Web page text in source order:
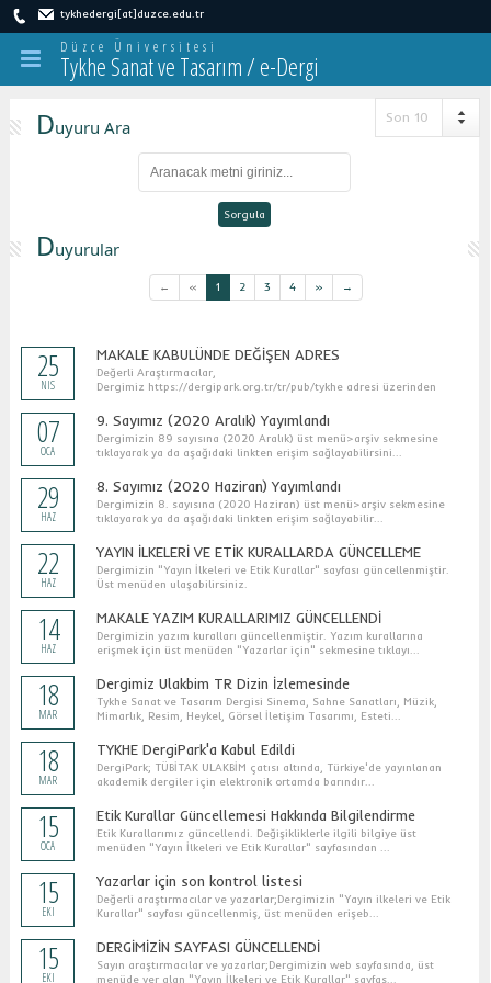
tykhedergi[at]duzce.edu.tr
Düzce Üniversitesi
Tykhe Sanat ve Tasarım / e-Dergi
Duyuru Ara Son 10
Sorgula
Duyurular
← « 1 2 3 4 » →
25
NIS
MAKALE KABULÜNDE DEĞİŞEN ADRES
Değerli Araştırmacılar,
Dergimiz https://dergipark.org.tr/tr/pub/tykhe adresi üzerinden
07
OCA
9. Sayımız (2020 Aralık) Yayımlandı
Dergimizin 89 sayısına (2020 Aralık) üst menü>arşiv sekmesine
tıklayarak ya da aşağıdaki linkten erişim sağlayabilirsini...
29
HAZ
8. Sayımız (2020 Haziran) Yayımlandı
Dergimizin 8. sayısına (2020 Haziran) üst menü>arşiv sekmesine
tıklayarak ya da aşağıdaki linkten erişim sağlayabilir...
22
HAZ
YAYIN İLKELERİ VE ETİK KURALLARDA GÜNCELLEME
Dergimizin "Yayın İlkeleri ve Etik Kurallar" sayfası güncellenmiştir.
Üst menüden ulaşabilirsiniz.
14
HAZ
MAKALE YAZIM KURALLARIMIZ GÜNCELLENDİ
Dergimizin yazım kuralları güncellenmiştir. Yazım kurallarına
erişmek için üst menüden "Yazarlar için" sekmesine tıklayı...
18
MAR
Dergimiz Ulakbim TR Dizin İzlemesinde
Tykhe Sanat ve Tasarım Dergisi Sinema, Sahne Sanatları, Müzik,
Mimarlık, Resim, Heykel, Görsel İletişim Tasarımı, Esteti...
18
MAR
TYKHE DergiPark'a Kabul Edildi
DergiPark; TÜBİTAK ULAKBİM çatısı altında, Türkiye'de yayınlanan
akademik dergiler için elektronik ortamda barındır...
15
OCA
Etik Kurallar Güncellemesi Hakkında Bilgilendirme
Etik Kurallarımız güncellendi. Değişikliklerle ilgili bilgiye üst
menüden "Yayın İlkeleri ve Etik Kurallar" sayfasından ...
15
EKI
Yazarlar için son kontrol listesi
Değerli araştırmacılar ve yazarlar;Dergimizin "Yayın ilkeleri ve Etik
Kurallar" sayfası güncellenmiş, üst menüden erişeb...
15
EKI
DERGİMİZİN SAYFASI GÜNCELLENDİ
Sayın araştırmacılar ve yazarlar;Dergimizin web sayfasında, üst
menüde yer alan "Yayın İlkeleri ve Etik Kurallar" sayfas...